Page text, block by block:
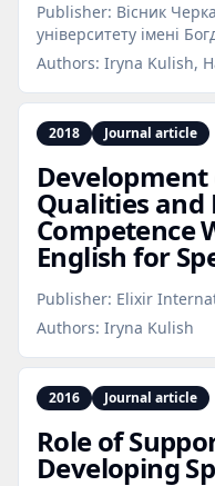
Publisher: Вісник
університету імені
Authors: Iryna Kulish,
2018 Journal article
Qualities and
Competence
English for
Publisher: Elixir
Authors: Iryna Kulish
2016 Journal article
Role of
Developing